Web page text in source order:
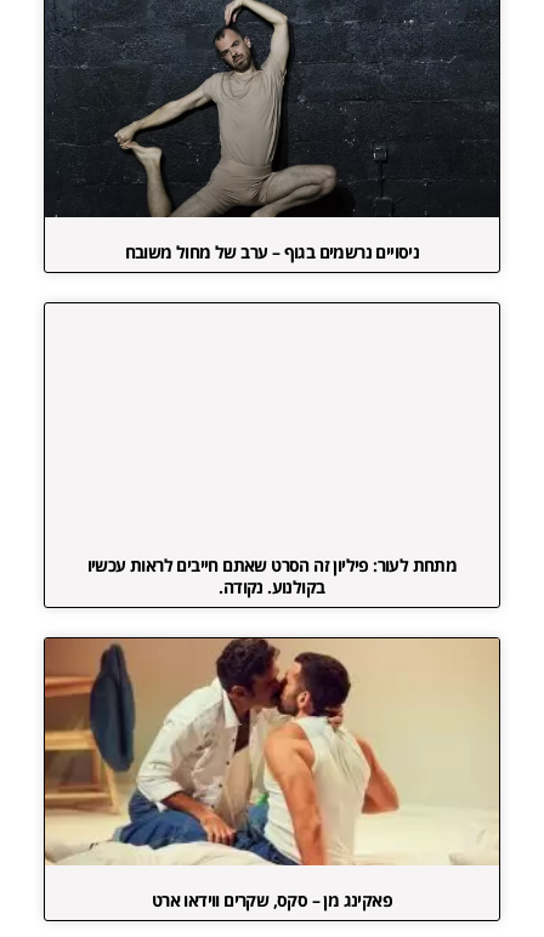
ניסויים נרשמים בגוף – ערב של מחול משובח
מתחת לעור: פיליון זה הסרט שאתם חייבים לראות עכשיו
בקולנוע. נקודה.
פאקינג מן – סקס, שקרים ווידאו ארט